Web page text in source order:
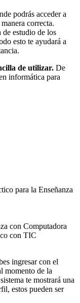
podrás acceder a
correcta.
estudio de los
esto te ayudará a
de utilizar. De
informática para
para la Enseñanza
con Computadora
con TIC
ingresar con el
momento de la
te mostrará una
estos pueden ser